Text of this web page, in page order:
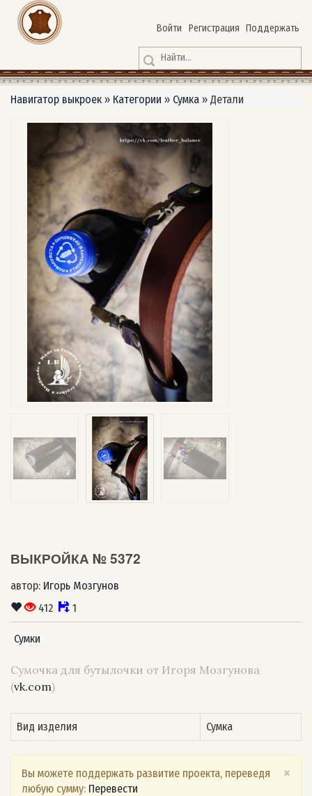
Войти Регистрация Поддержать
Навигатор выкроек » Категории » Сумка » Детали
ВЫКРОЙКА № 5372
автор: Игорь Мозгунов
412
1
Сумки
Сумочка для бутылочки от Игоря Мозгунова
(vk.com)
Вид изделия Сумка
×
Вы можете поддержать развитие проекта, переведя
любую сумму: Перевести